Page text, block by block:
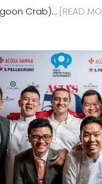
Crab)… [READ